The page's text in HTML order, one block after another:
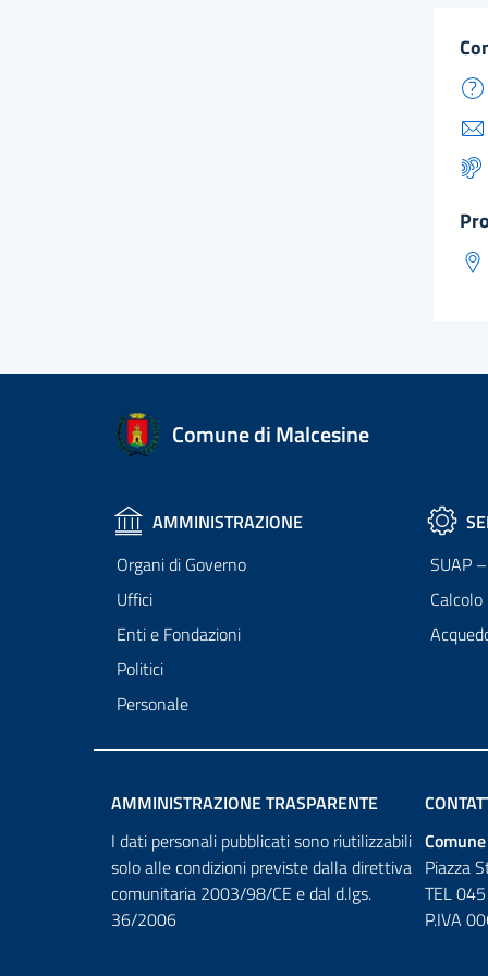
Comune di Malcesine
AMMINISTRAZIONE
Organi di Governo
Uffici
Enti e Fondazioni
Politici
Personale
SUAP
AMMINISTRAZIONE TRASPARENTE
I dati personali pubblicati sono riutilizzabili
solo alle condizioni previste dalla direttiva
comunitaria 2003/98/CE e dal d.lgs.
36/2006
Piazza
TEL
P.IVA